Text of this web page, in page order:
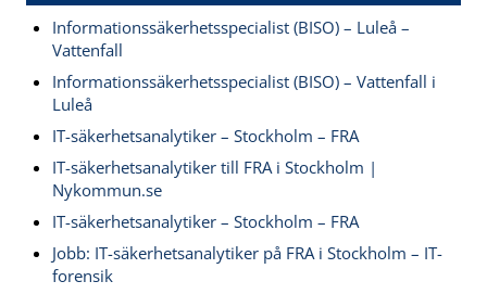
Informationssäkerhetsspecialist (BISO) – Luleå –
Vattenfall
Informationssäkerhetsspecialist (BISO) – Vattenfall i
Luleå
IT-säkerhetsanalytiker – Stockholm – FRA
IT-säkerhetsanalytiker till FRA i Stockholm |
Nykommun.se
IT-säkerhetsanalytiker – Stockholm – FRA
Jobb: IT-säkerhetsanalytiker på FRA i Stockholm – IT-
forensik